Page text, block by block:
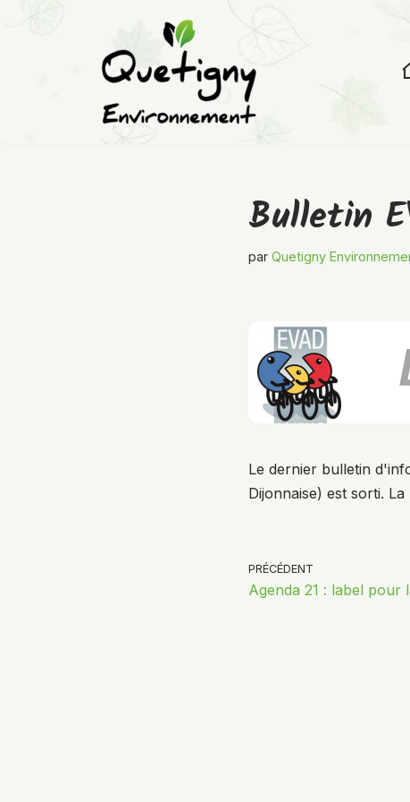
Bulletin
par Quetigny
Le dernier bulletin
Dijonnaise) est sorti. La
PRÉCÉDENT
Agenda 21 : label pour